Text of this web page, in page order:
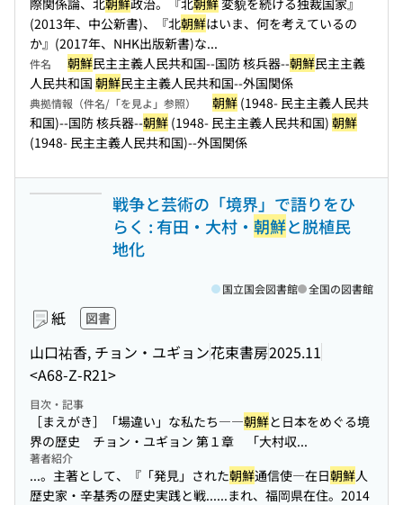
際関係論、北朝鮮政治。『北朝鮮変貌を続ける独裁国家』
(2013年、中公新書)、『北朝鮮はいま、何を考えているの
か』(2017年、NHK出版新書)な...
件名 朝鮮民主主義人民共和国--国防 核兵器--朝鮮民主主義
人民共和国 朝鮮民主主義人民共和国--外国関係
典拠情報（件名/「を見よ」参照） 朝鮮 (1948- 民主主義人民共
和国)--国防 核兵器--朝鮮 (1948- 民主主義人民共和国) 朝鮮
(1948- 民主主義人民共和国)--外国関係
戦争と芸術の「境界」で語りをひ
らく : 有田・大村・ 朝鮮と脱植民
地化
紙 図書
山口祐香, チョン・ユギョン花束書房2025.11
<A68-Z-R21>
国立国会図書館 全国の図書館
目次・記事
［まえがき］「場違い」な私たち――朝鮮と日本をめぐる境
界の歴史 チョン・ユギョン 第１章 「大村収...
著者紹介
...。主著として、『「発見」された朝鮮通信使―在日朝鮮人
歴史家・辛基秀の歴史実践と戦......まれ、福岡県在住。2014